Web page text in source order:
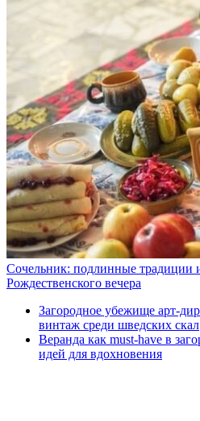
Сочельник: подлинные традиции
Рождественского вечера
Загородное убежище арт-
винтаж среди шведских скал
Веранда как must-have в
идей для вдохновения